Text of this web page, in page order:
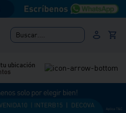
Buscar....
ubicación